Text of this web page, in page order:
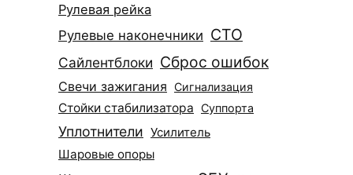
Рулевая рейка
Рулевые наконечники СТО
Сайлентблоки Сброс ошибок
Свечи зажигания Сигнализация
Стойки стабилизатора Суппорта
Уплотнители Усилитель
Шаровые опоры